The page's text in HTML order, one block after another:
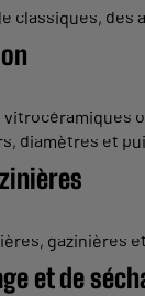
classiques, des
vitrocéramiques
diamètres et
gazinières
et de